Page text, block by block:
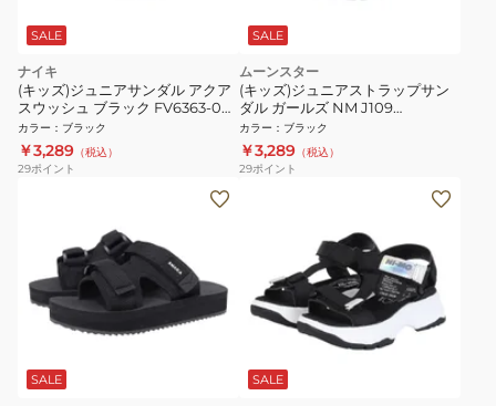
SALE
ナイキ
(キッズ)ジュニアサンダル アクア
スウッシュ ブラック FV6363-002
日常履 タウン レジャー プール 耐
久性 クッション性
カラー ： ブラック
￥3,289 （税込）
29ポイント
SALE
ムーンスター
(キッズ)ジュニアストラップサン
ダル ガールズ NM J109
12298306 24SS
カラー ： ブラック
￥3,289 （税込）
29ポイント
SALE SALE